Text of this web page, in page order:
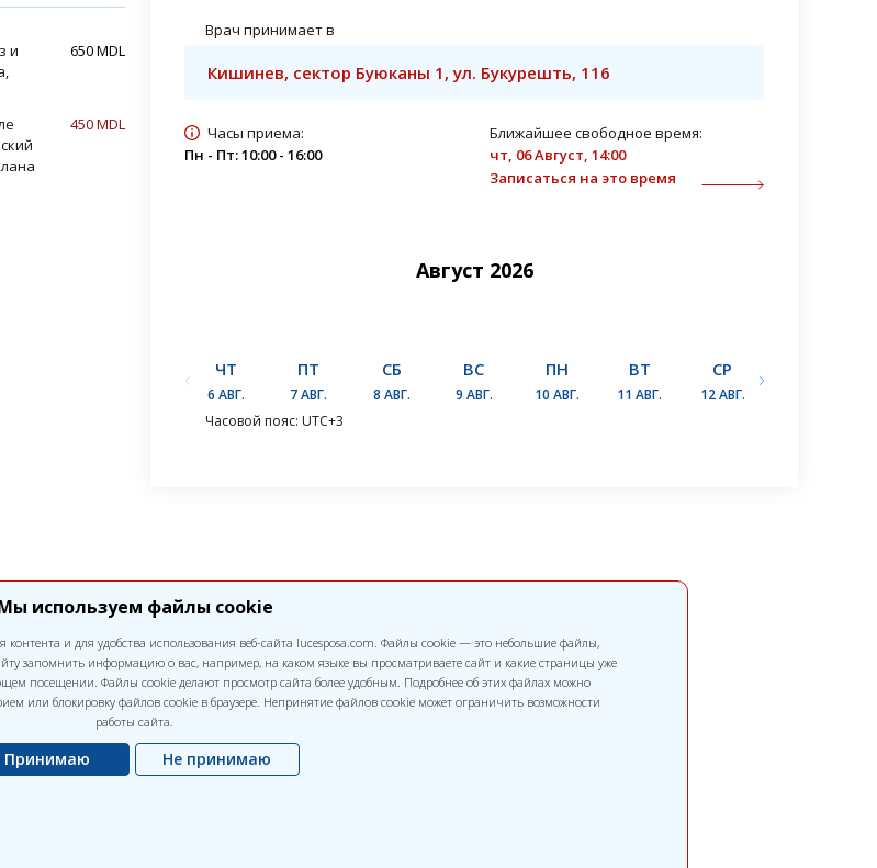
и
650 MDL
450 MDL
Врач принимает в
Кишинев, сектор Буюканы 1, ул. Букурешть, 116
Часы приема:
Пн - Пт: 10:00 - 16:00
Ближайшее свободное время:
чт, 06 Август, 14:00
Записаться на это время
Август 2026
ЧТ
6 АВГ.
ПТ
7 АВГ.
СБ
8 АВГ.
ВС
9 АВГ.
ПН
10 АВГ.
ВТ
11 АВГ.
СР
12 АВГ.
Часовой пояс: UTC+3
используем файлы cookie
и для удобства использования веб-сайта lucesposa.com. Файлы cookie — это небольшие файлы,
запомнить информацию о вас, например, на каком языке вы просматриваете сайт и какие страницы уже
посещении. Файлы cookie делают просмотр сайта более удобным. Подробнее об этих файлах можно
или блокировку файлов cookie в браузере. Непринятие файлов cookie может ограничить возможности
работы сайта.
Принимаю Не принимаю